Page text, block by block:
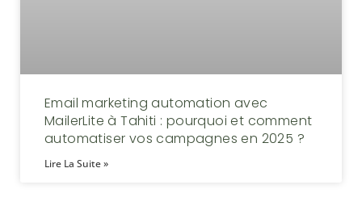
Email marketing automation avec
MailerLite à Tahiti : pourquoi et comment
automatiser vos campagnes en 2025 ?
Lire La Suite »